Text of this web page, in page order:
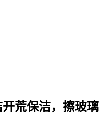
荒保洁，擦玻璃